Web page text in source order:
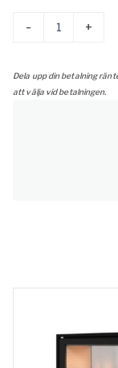
-
höger+vänster
mängd
+
Dela upp din betalning
att välja vid betalningen.